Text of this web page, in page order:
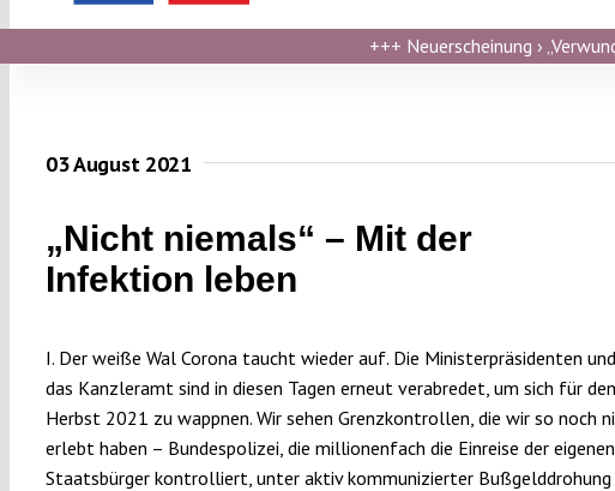
+++ Neuerscheinung ›
03 August 2021
„Nicht niemals“ – Mit der
Infektion leben
I. Der weiße Wal Corona taucht wieder auf. Die Ministerpräsidenten und
das Kanzleramt sind in diesen Tagen erneut verabredet, um sich für den
Herbst 2021 zu wappnen. Wir sehen Grenzkontrollen, die wir so noch
erlebt haben – Bundespolizei, die millionenfach die Einreise der eigenen
Staatsbürger kontrolliert, unter aktiv kommunizierter Bußgelddrohung